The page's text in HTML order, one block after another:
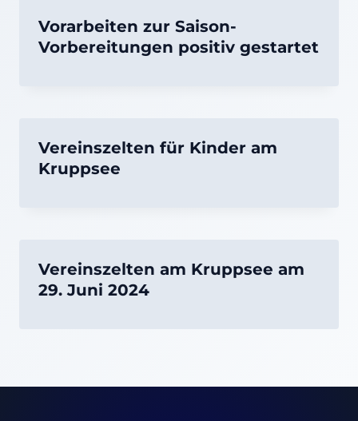
Vorarbeiten zur Saison-
Vorbereitungen positiv gestartet
Vereinszelten für Kinder am
Kruppsee
Vereinszelten am Kruppsee am
29. Juni 2024